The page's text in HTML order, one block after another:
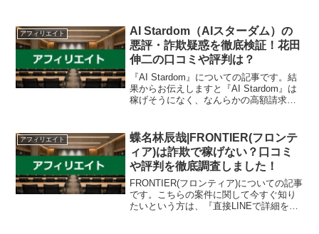
受ける可能性があるという結果になりま
した。この案件は、イ...
アフィリエイト
AI Stardom（AIスターダム）の
悪評・詐欺疑惑を徹底検証！花田
伸二の口コミや評判は？
『AI Stardom』についての記事です。結
果からお伝えしますと『AI Stardom』は
稼げそうになく、なんらかの高額請求を
なのか？」「主催者の花田伸二は...
アフィリエイト
蝶名林辰哉|FRONTIER(フロンテ
ィア)は詐欺で稼げない？口コミ
や評判を徹底調査しました！
FRONTIER(フロンティア)についての記事
です。こちらの案件に関して今すぐ知り
たいという方は、『直接LINEで詳細をお